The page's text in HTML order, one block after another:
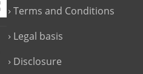
Terms and Conditions
Legal basis
Disclosure